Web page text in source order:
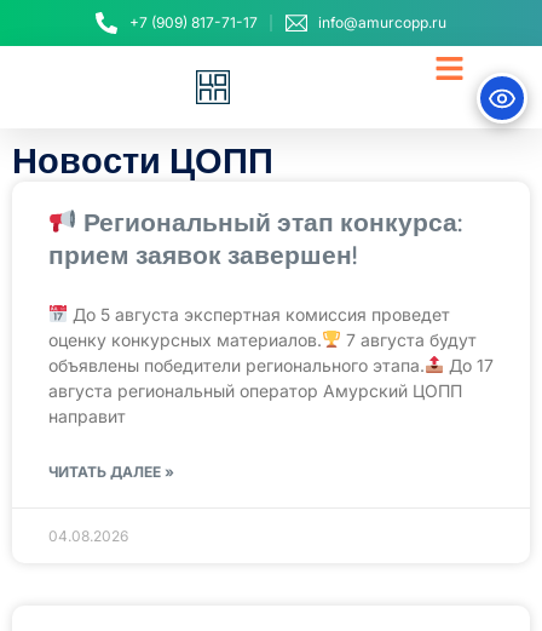
+7 (909) 817-71-17 info@amurcopp.ru
Новости ЦОПП
Региональный этап конкурса:
прием заявок завершен!
До 5 августа экспертная комиссия проведет
оценку конкурсных материалов.
7 августа будут
объявлены победители регионального этапа.
До 17
августа региональный оператор Амурский ЦОПП
направит
ЧИТАТЬ ДАЛЕЕ »
04.08.2026